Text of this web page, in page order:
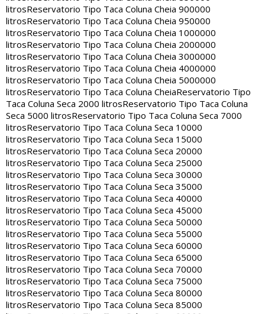
litrosReservatorio Tipo Taca Coluna Cheia 900000
litrosReservatorio Tipo Taca Coluna Cheia 950000
litrosReservatorio Tipo Taca Coluna Cheia 1000000
litrosReservatorio Tipo Taca Coluna Cheia 2000000
litrosReservatorio Tipo Taca Coluna Cheia 3000000
litrosReservatorio Tipo Taca Coluna Cheia 4000000
litrosReservatorio Tipo Taca Coluna Cheia 5000000
litrosReservatorio Tipo Taca Coluna CheiaReservatorio Tipo
Taca Coluna Seca 2000 litrosReservatorio Tipo Taca Coluna
Seca 5000 litrosReservatorio Tipo Taca Coluna Seca 7000
litrosReservatorio Tipo Taca Coluna Seca 10000
litrosReservatorio Tipo Taca Coluna Seca 15000
litrosReservatorio Tipo Taca Coluna Seca 20000
litrosReservatorio Tipo Taca Coluna Seca 25000
litrosReservatorio Tipo Taca Coluna Seca 30000
litrosReservatorio Tipo Taca Coluna Seca 35000
litrosReservatorio Tipo Taca Coluna Seca 40000
litrosReservatorio Tipo Taca Coluna Seca 45000
litrosReservatorio Tipo Taca Coluna Seca 50000
litrosReservatorio Tipo Taca Coluna Seca 55000
litrosReservatorio Tipo Taca Coluna Seca 60000
litrosReservatorio Tipo Taca Coluna Seca 65000
litrosReservatorio Tipo Taca Coluna Seca 70000
litrosReservatorio Tipo Taca Coluna Seca 75000
litrosReservatorio Tipo Taca Coluna Seca 80000
litrosReservatorio Tipo Taca Coluna Seca 85000